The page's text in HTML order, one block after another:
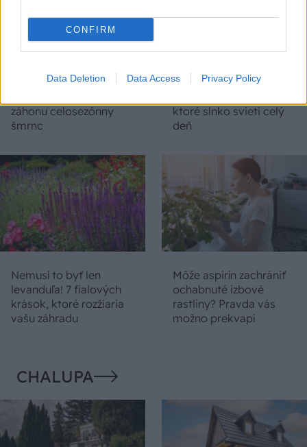
CONFIRM
Data Deletion Data Access Privacy Policy
panašovanými listami,
záhonu celosezónny
šmrnc
sucho a teplo? Tieto
ktoré slnko svieti celý
deň
Nemusí to byť len
levanduľa! 7 fialových
krások, ktoré rozžiaria
vašu záhradu
Môže aspirín zachrániť
ochabnuté izbové
rastliny? Pravda vás
možno prekvapí
CHALUPA